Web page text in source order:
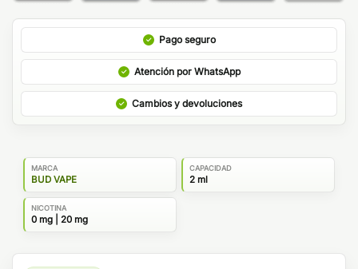
Pago seguro
Atención por WhatsApp
Cambios y devoluciones
MARCA
BUD VAPE
CAPACIDAD
2 ml
NICOTINA
0 mg | 20 mg